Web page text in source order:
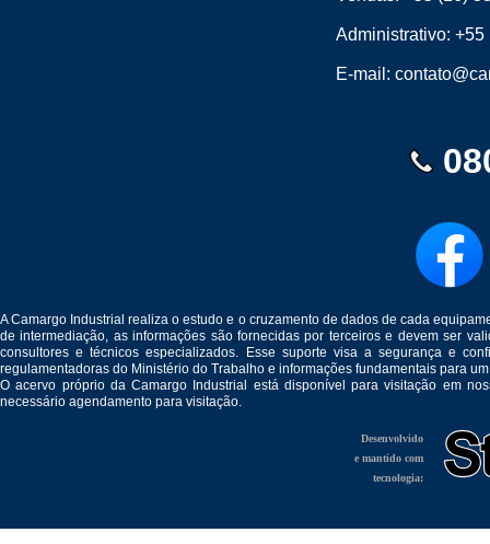
Administrativo:+55
E-mail:
A Camargo Industrial realiza o estudo e o cruzamento de dados de cada
de intermediação, as informações são fornecidas por terceiros e devem ser
consultores e técnicos especializados. Esse suporte visa a segurança e
regulamentadoras do Ministério do Trabalho e informações fundamentais para
O acervo próprio da Camargo Industrial está disponível para visitação em
necessário agendamento para visitação.
Desenvolvido
e mantido com
tecnologia: